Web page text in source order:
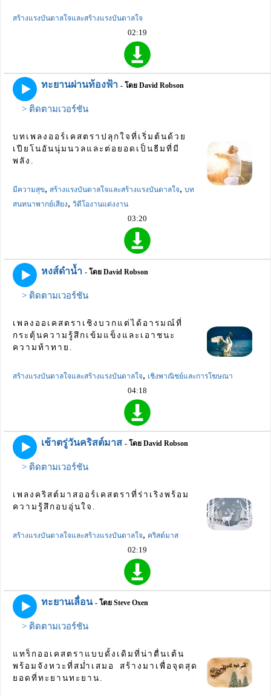
สร้างแรงบันดาลใจและสร้างแรงบันดาลใจ
02:19
ทะยานผ่านท้องฟ้า - โดย David Robson
> ติดตามเวอร์ชัน
บทเพลงออร์เคสตราปลุกใจที่เริ่มต้นด้วย
เปียโนอันนุ่มนวลและต่อยอดเป็นธีมที่มี
พลัง.
มีความสุข, สร้างแรงบันดาลใจและสร้างแรงบันดาลใจ, บท
สนทนาพากย์เสียง, วิดีโองานแต่งงาน
03:20
หงส์ดำน้ำ - โดย David Robson
> ติดตามเวอร์ชัน
เพลงออเคสตราเชิงบวกแต่ได้อารมณ์ที่
กระตุ้นความรู้สึกเข้มแข็งและเอาชนะ
ความท้าทาย.
สร้างแรงบันดาลใจและสร้างแรงบันดาลใจ, เชิงพาณิชย์และการโฆษณา
04:18
เช้าตรู่วันคริสต์มาส - โดย David Robson
> ติดตามเวอร์ชัน
เพลงคริสต์มาสออร์เคสตราที่ร่าเริงพร้อม
ความรู้สึกอบอุ่นใจ.
สร้างแรงบันดาลใจและสร้างแรงบันดาลใจ, คริสต์มาส
02:19
ทะยานเลื่อน - โดย Steve Oxen
> ติดตามเวอร์ชัน
แทร็กออเคสตราแบบดั้งเดิมที่น่าตื่นเต้น
พร้อมจังหวะที่สม่ำเสมอ สร้างมาเพื่อจุดสุด
ยอดที่ทะยานทะยาน.